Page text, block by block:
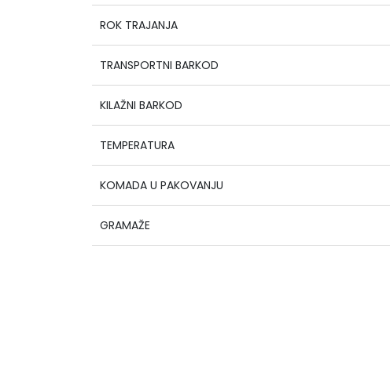
ROK TRAJANJA
TRANSPORTNI BARKOD
KILAŽNI BARKOD
TEMPERATURA
KOMADA U PAKOVANJU
GRAMAŽE